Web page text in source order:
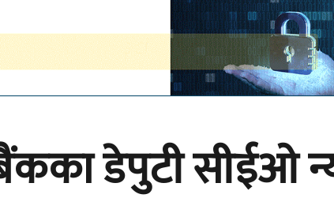
डेपुटी सीईओ